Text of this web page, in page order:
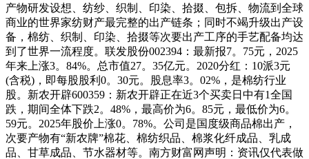
产物研发设想、纺纱、织制、印染、拾掇、包拆、物流到全球
商业的世界家纺财产最完整的出产链条；同时不竭升级出产设
备，棉纺、织制、印染、拾掇等次要出产工序的手艺配备均达
到了世界一流程度。联发股份002394：最新报7。75元，2025
年来上涨3。84%。总市值27。35亿元。2020分红：10派3元
(含税)，即每股股利0。30元。股息率3。02%，是棉纺行业
股。新农开辟600359：新农开辟正在近3个买卖日中有1全国
跌，期间全体下跌2。48%，最高价为6。85元，最低价为6。
59元。2025年股价上涨0。78%。公司是国度级商品棉出产，
次要产物有“新农牌”棉花、棉纺织品、棉浆化纤成品、乳成
品、甘草成品、节水器材等。南方财富网声明：资讯仅代表做